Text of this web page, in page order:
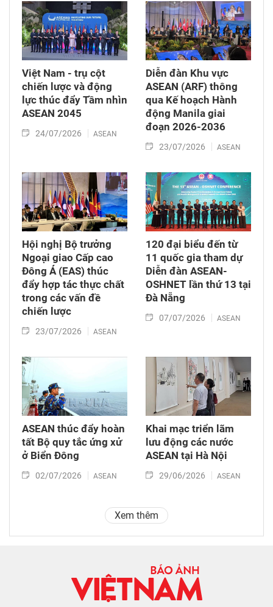
Việt Nam - trụ cột
chiến lược và động
lực thúc đẩy Tầm nhìn
ASEAN 2045
24/07/2026 ASEAN
Diễn đàn Khu vực
ASEAN (ARF) thông
qua Kế hoạch Hành
động Manila giai
đoạn 2026-2036
23/07/2026 ASEAN
Hội nghị Bộ trưởng
Ngoại giao Cấp cao
Đông Á (EAS) thúc
đẩy hợp tác thực chất
trong các vấn đề
chiến lược
23/07/2026 ASEAN
120 đại biểu đến từ
11 quốc gia tham dự
Diễn đàn ASEAN-
OSHNET lần thứ 13 tại
Đà Nẵng
07/07/2026 ASEAN
ASEAN thúc đẩy hoàn
tất Bộ quy tắc ứng xử
ở Biển Đông
02/07/2026 ASEAN
Khai mạc triển lãm
lưu động các nước
ASEAN tại Hà Nội
29/06/2026 ASEAN
Xem thêm